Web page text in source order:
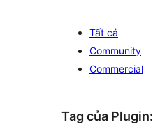
Tất cả
Community
Commercial
Tag của Plugin: